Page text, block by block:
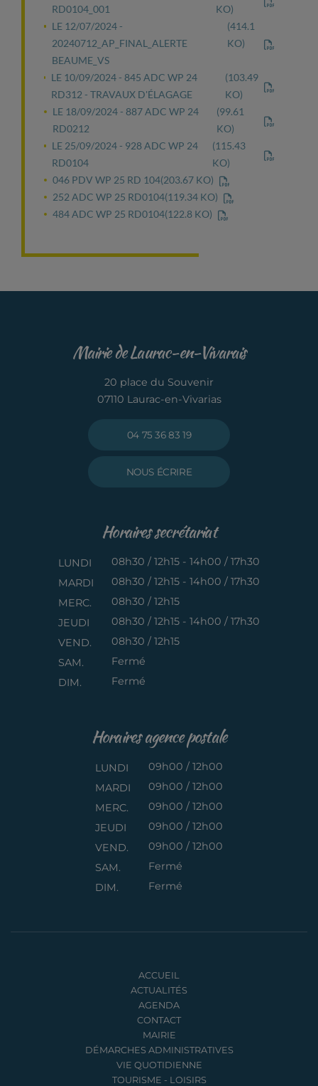
RD0104_001
KO)
LE 12/07/2024 -
20240712_AP_FINAL_ALERTE
BEAUME_VS
(414.1
KO)
LE 10/09/2024 - 845 ADC WP 24
RD312 - TRAVAUX D'ÉLAGAGE
(103.49
KO)
LE 18/09/2024 - 887 ADC WP 24
RD0212
(99.61
KO)
LE 25/09/2024 - 928 ADC WP 24
RD0104
(115.43
KO)
046 PDV WP 25 RD 104(203.67 KO)
252 ADC WP 25 RD0104(119.34 KO)
484 ADC WP 25 RD0104(122.8 KO)
Mairie de Laurac-en-Vivarais
20 place du Souvenir
07110 Laurac-en-Vivarias
04 75 36 83 19
NOUS ÉCRIRE
Horaires secrétariat
LUNDI
08h30 / 12h15 - 14h00 / 17h30
MARDI
08h30 / 12h15 - 14h00 / 17h30
MERC.
08h30 / 12h15
JEUDI
08h30 / 12h15 - 14h00 / 17h30
VEND.
08h30 / 12h15
SAM.
Fermé
DIM.
Fermé
Horaires agence postale
LUNDI
09h00 / 12h00
MARDI
09h00 / 12h00
MERC.
09h00 / 12h00
JEUDI
09h00 / 12h00
VEND.
09h00 / 12h00
SAM.
Fermé
DIM.
Fermé
ACCUEIL
ACTUALITÉS
AGENDA
CONTACT
MAIRIE
DÉMARCHES ADMINISTRATIVES
VIE QUOTIDIENNE
TOURISME - LOISIRS